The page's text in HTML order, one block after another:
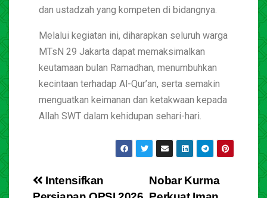
dan ustadzah yang kompeten di bidangnya.
Melalui kegiatan ini, diharapkan seluruh warga
MTsN 29 Jakarta dapat memaksimalkan
keutamaan bulan Ramadhan, menumbuhkan
kecintaan terhadap Al-Qur’an, serta semakin
menguatkan keimanan dan ketakwaan kepada
Allah SWT dalam kehidupan sehari-hari.
Nobar Kurma
Intensifkan